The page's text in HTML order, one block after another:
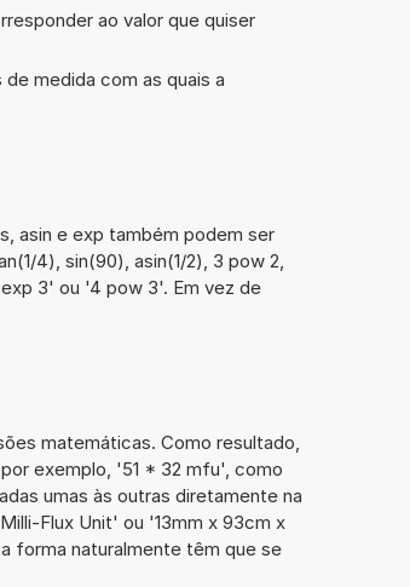
ao valor que quiser
medida com as quais a
asin e exp também podem ser
4), sin(90), asin(1/2), 3 pow 2,
3' ou '4 pow 3'. Em vez de
matemáticas. Como resultado,
exemplo, '51 * 32 mfu', como
umas às outras diretamente na
Flux Unit' ou '13mm x 93cm x
forma naturalmente têm que se